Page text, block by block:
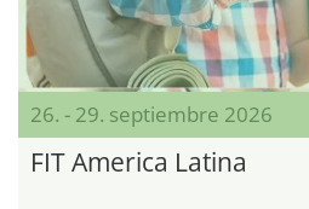
26. - 29. septiembre 2026
FIT America Latina